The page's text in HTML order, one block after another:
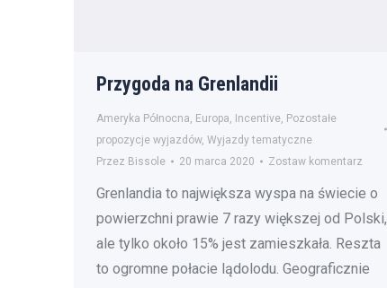
Przygoda na Grenlandii
Ameryka Północna, Europa, Incentive, Pozostałe
propozycje wyjazdów, Wyjazdy tematyczne
Przez Bissole 20 marca 2020 Zostaw komentarz
Grenlandia to największa wyspa na świecie o
powierzchni prawie 7 razy większej od Polski,
ale tylko około 15% jest zamieszkała. Reszta
to ogromne połacie lądolodu. Geograficznie